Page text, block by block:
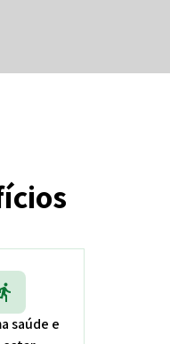
saúde e